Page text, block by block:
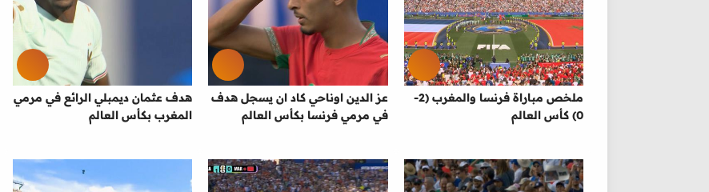
ملخص مباراة فرنسا والمغرب (2-
0) كأس العالم
عز الدين اوناحي كاد ان يسجل هدف
في مرمي فرنسا بكأس العالم
هدف عثمان ديمبلي الرائع في مرمي
المغرب بكأس العالم